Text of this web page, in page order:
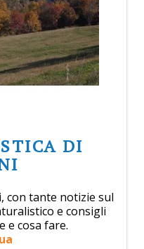
DI
con tante notizie sul
e consigli
e cosa fare.